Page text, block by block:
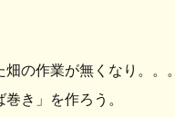
の作業が無くなり。。。
き」を作ろう。